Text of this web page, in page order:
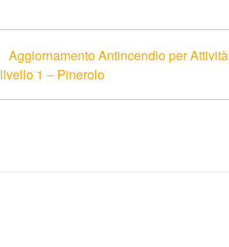
Aggiornamento Antincendio per
livello 1 – Pinerolo